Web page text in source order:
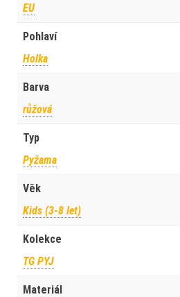
EU
Pohlaví
Holka
Barva
růžová
Typ
Pyžama
Věk
Kids (3-8 let)
Kolekce
TG PYJ
Materiál